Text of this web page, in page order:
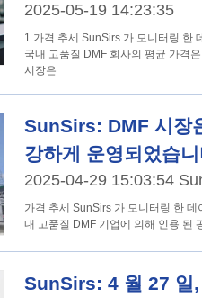
2025-05-19 14:23:35
1.가격 추세 SunSirs 가 모니터링 한 데이터에 따르면 5 월 16 일 현재
국내 고품질 DMF 회사의 평균 가격
시장은
SunSirs: DMF 시장
강하게 운영되었습
2025-04-29 15:03:54
가격 추세 SunSirs 가 모니터링 한 데이터에 따르면, 4 월 29 일 현재 국
내 고품질 DMF 기업에 의해 인용 된
SunSirs: 4 월 27 일